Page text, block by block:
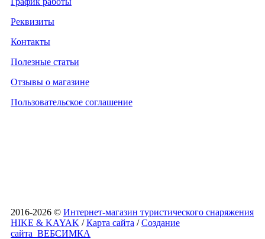
Реквизиты
Контакты
Полезные статьи
Отзывы о магазине
Пользовательское соглашение
2016-2026 © Интернет-магазин туристического снаряжения
HIKE & KAYAK /Карта сайта /Создание
сайта ВЕБСИМКА